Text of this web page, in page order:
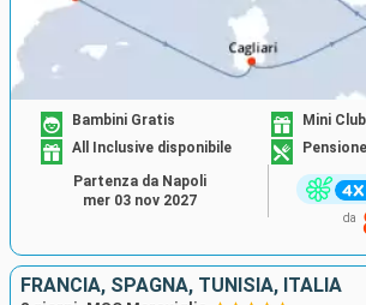
Bambini Gratis
Mini
All Inclusive disponibile
da
Partenza da Napoli
mer 03 nov 2027
FRANCIA, SPAGNA, TUNISIA, ITALIA